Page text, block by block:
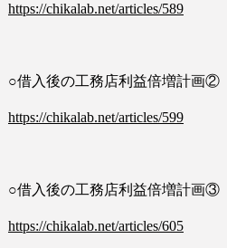
https://chikalab.net/articles/589
○借入後の工務店利益倍増計画②
https://chikalab.net/articles/599
○借入後の工務店利益倍増計画③
https://chikalab.net/articles/605